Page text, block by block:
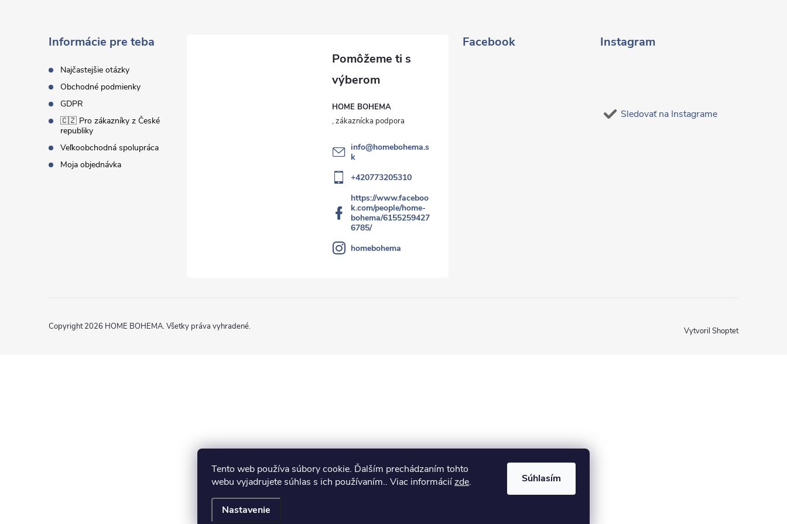
Tento web používa súbory cookie. Ďalším prechádzaním tohto
webu vyjadrujete súhlas s ich používaním.. Viac informáciízde.
Nastavenie
Súhlasím
Informácie pre teba
Najčastejšie otázky
Obchodné podmienky
GDPR
🇨🇿 Pro zákazníky z České
republiky
Veľkoobchodná spolupráca
Moja objednávka
HOME BOHEMA
info@homebohema.s
k
+420773205310
https://www.faceboo
k.com/people/home-
bohema/6155259427
6785/
homebohema
Facebook Instagram
Sledovať na Instagrame
Vytvoril Shoptet
Copyright 2026 HOME BOHEMA. Všetky práva vyhradené.